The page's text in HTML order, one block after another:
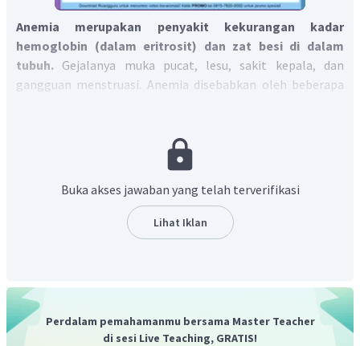
Anemia merupakan penyakit kekurangan kadar
hemoglobin (dalam eritrosit) dan zat besi di dalam
tubuh. Gejalanya muka pucat, lesu, sakit kepala, dan
gangguan menstruasi. Anemia disebabkan oleh beberapa
Kehilangan banyak darah, misal akibat pendarahan
hebat, luka bakar, dan infeksi cacing tambang
vitamin dan zal-zat makanan tertentu
Ada gangguan dan kerusakan pada sumsum tulang
sehingga pembentukan sel darah merah (eritrosit)
dan banyak, misal akibat penyakit malaria
Dengan demikian, pilihan jawaban yang tepat adalah E.
Buka akses jawaban yang telah terverifikasi
Lihat Iklan
Perdalam pemahamanmu bersama Master Teacher
di sesi Live Teaching, GRATIS!